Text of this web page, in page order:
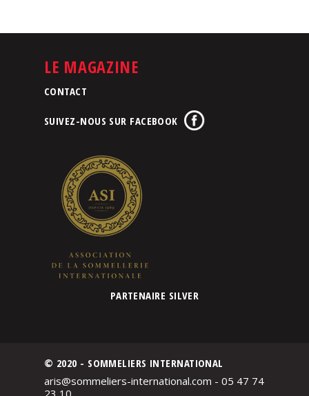
LE MAGAZINE
CONTACT
SUIVEZ-NOUS SUR FACEBOOK
PARTENAIRE SILVER
© 2020 - SOMMELIERS INTERNATIONAL
aris@sommeliers-international.com - 05 47 74
23 10